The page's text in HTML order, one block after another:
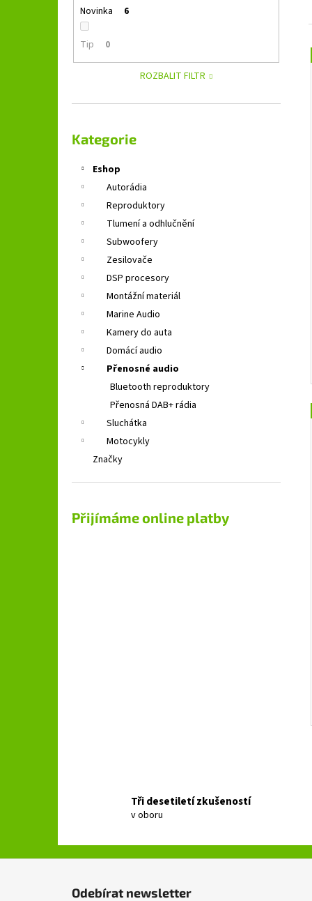
Novinka 6
Tip 0
ROZBALIT FILTR
kategorie
Kategorie
Eshop
Autorádia
Reproduktory
Tlumení a odhlučnění
Subwoofery
Zesilovače
DSP procesory
Montážní materiál
Marine Audio
Kamery do auta
Domácí audio
Přenosné audio
Bluetooth reproduktory
Přenosná DAB+ rádia
Sluchátka
Motocykly
Značky
Přijímáme online platby
Tři desetiletí zkušeností
v oboru
1 690 Kč
Původně:
Odebírat newsletter